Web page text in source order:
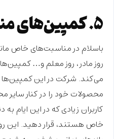
۵. کمپین‌های مناسبتی
باسلام در مناسبت‌های خاص
روز مادر، روز معلم و…
می‌کند. شرکت در این کمپین‌ها
محصولات خود را در کنار
کاربران زیادی که در این ایام
خاص هستند، قرار دهید. این